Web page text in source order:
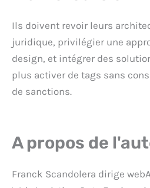
Ils doivent revoir leurs
juridique, privilégier une
design, et intégrer des
plus activer de tags sans
de sanctions.
A propos de
Franck Scandolera dirige